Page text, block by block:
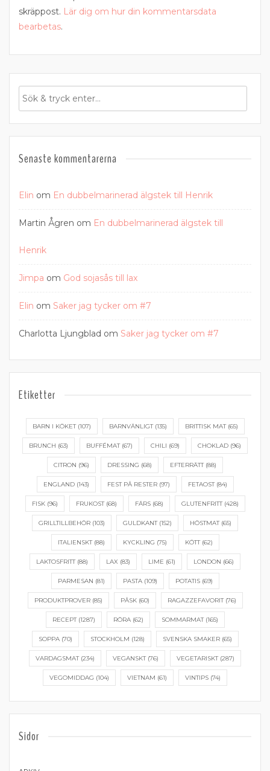
skräppost. Lär dig om hur din kommentarsdata
bearbetas.
Senaste kommentarerna
Elin om En dubbelmarinerad älgstek till Henrik
Martin Ågren om En dubbelmarinerad älgstek till
Henrik
Jimpa om God sojasås till lax
Elin om Saker jag tycker om #7
Charlotta Ljungblad om Saker jag tycker om #7
Etiketter
BARN I KÖKET(107) BARNVÄNLIGT(135) BRITTISK MAT(65)
BRUNCH (63) BUFFÉMAT(67) CHILI (69) CHOKLAD (96)
CITRON (96) DRESSING (68) EFTERRÄTT(88)
ENGLAND(143) FEST PÅ RESTER(97) FETAOST(84)
FISK(96) FRUKOST(68) FÄRS(68) GLUTENFRITT(428)
GRILLTILLBEHÖR (103) GULDKANT(152) HÖSTMAT(65)
ITALIENSKT(88) KYCKLING (75) KÖTT(62)
LAKTOSFRITT(88) LAX (83) LIME (61) LONDON (66)
PARMESAN (81) PASTA(109) POTATIS(69)
PRODUKTPROVER(85) PÅSK(60) RAGAZZEFAVORIT(76)
RECEPT(1287) RÖRA(62) SOMMARMAT(165)
SOPPA(70) STOCKHOLM (128) SVENSKA SMAKER(65)
VARDAGSMAT(234) VEGANSKT(76) VEGETARISKT(287)
VEGOMIDDAG (104) VIETNAM (61) VINTIPS (74)
Sidor